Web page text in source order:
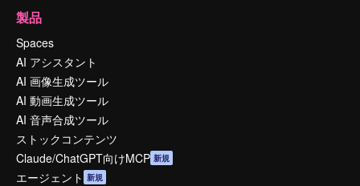
製品
Spaces
AI アシスタント
AI 画像生成ツール
AI 動画生成ツール
AI 音声合成ツール
ストックコンテンツ
Claude/ChatGPT向けMCP 新規
エージェント 新規